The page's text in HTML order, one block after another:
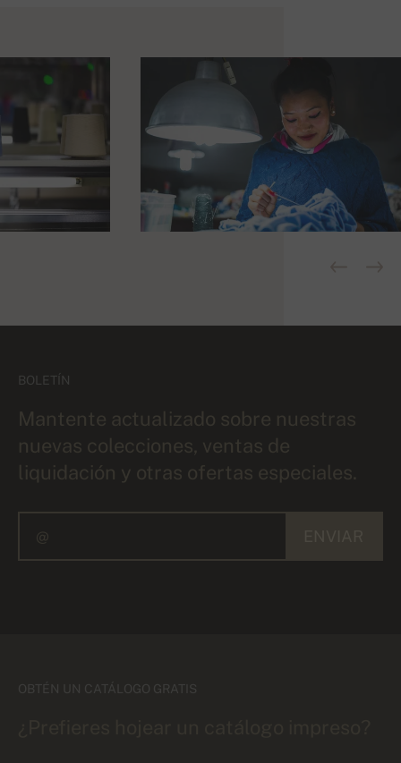
BOLETÍN
Mantente actualizado sobre nuestras
nuevas colecciones, ventas de
liquidación y otras ofertas especiales.
OBTÉN UN CATÁLOGO GRATIS